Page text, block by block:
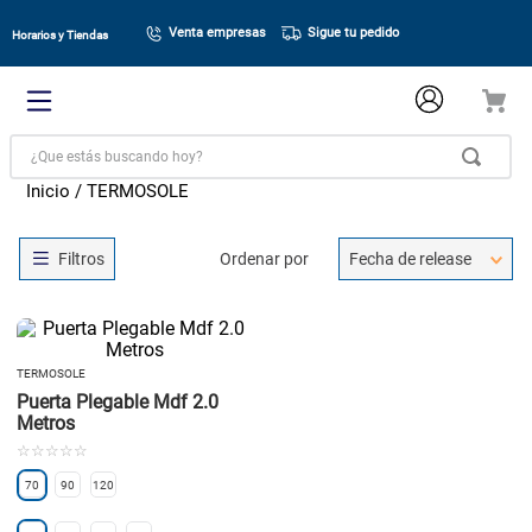
Horarios y Tiendas Venta empresas Sigue tu pedido
¿Que estás buscando hoy?
TERMOSOLE
Ordenar por Fecha de release
TERMOSOLE
Puerta Plegable Mdf 2.0
Metros
☆ ☆ ☆ ☆ ☆
70 90 120